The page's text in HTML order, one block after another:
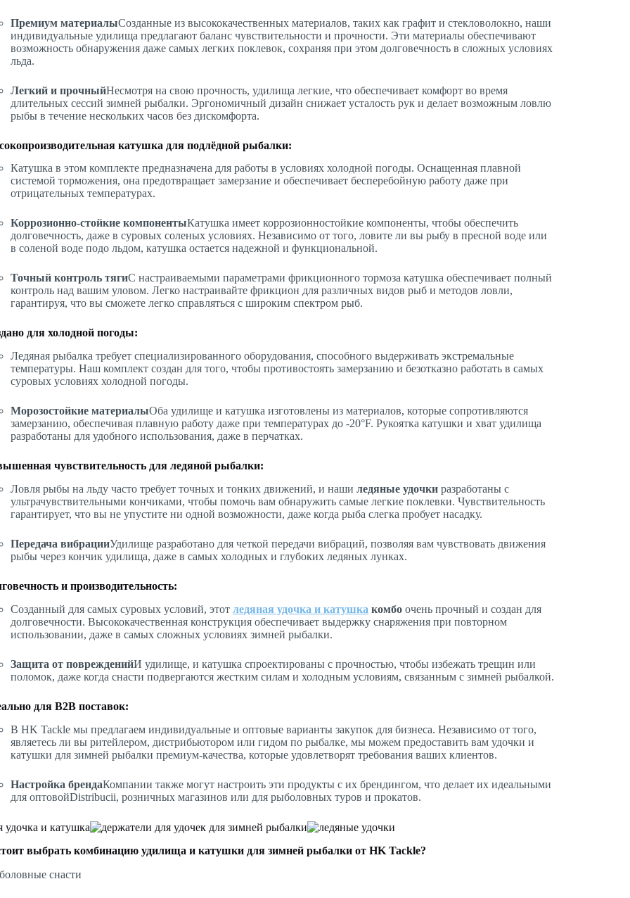
Премиум материалыСозданные из высококачественных материалов, таких как графит и стекловолокно, наши
индивидуальные удилища предлагают баланс чувствительности и прочности. Эти материалы обеспечивают
возможность обнаружения даже самых легких поклевок, сохраняя при этом долговечность в сложных условиях
льда.
Легкий и прочныйНесмотря на свою прочность, удилища легкие, что обеспечивает комфорт во время
длительных сессий зимней рыбалки. Эргономичный дизайн снижает усталость рук и делает возможным ловлю
рыбы в течение нескольких часов без дискомфорта.
катушка для подлёдной рыбалки:
Катушка в этом комплекте предназначена для работы в условиях холодной погоды. Оснащенная плавной
системой торможения, она предотвращает замерзание и обеспечивает бесперебойную работу даже при
отрицательных температурах.
Коррозионно-стойкие компонентыКатушка имеет коррозионностойкие компоненты, чтобы обеспечить
долговечность, даже в суровых соленых условиях. Независимо от того, ловите ли вы рыбу в пресной воде или
в соленой воде подо льдом, катушка остается надежной и функциональной.
Точный контроль тягиС настраиваемыми параметрами фрикционного тормоза катушка обеспечивает полный
контроль над вашим уловом. Легко настраивайте фрикцион для различных видов рыб и методов ловли,
гарантируя, что вы сможете легко справляться с широким спектром рыб.
для холодной погоды:
Ледяная рыбалка требует специализированного оборудования, способного выдерживать экстремальные
температуры. Наш комплект создан для того, чтобы противостоять замерзанию и безотказно работать в самых
суровых условиях холодной погоды.
Морозостойкие материалыОба удилище и катушка изготовлены из материалов, которые сопротивляются
замерзанию, обеспечивая плавную работу даже при температурах до -20°F. Рукоятка катушки и хват удилища
разработаны для удобного использования, даже в перчатках.
чувствительность для ледяной рыбалки:
Ловля рыбы на льду часто требует точных и тонких движений, и нашиледяные удочки разработаны с
ультрачувствительными кончиками, чтобы помочь вам обнаружить самые легкие поклевки. Чувствительность
гарантирует, что вы не упустите ни одной возможности, даже когда рыба слегка пробует насадку.
Передача вибрацииУдилище разработано для четкой передачи вибраций, позволяя вам чувствовать движения
рыбы через кончик удилища, даже в самых холодных и глубоких ледяных лунках.
и производительность:
Созданный для самых суровых условий, этотледяная удочка и катушка комбо очень прочный и создан для
долговечности. Высококачественная конструкция обеспечивает выдержку снаряжения при повторном
использовании, даже в самых сложных условиях зимней рыбалки.
Защита от поврежденийИ удилище, и катушка спроектированы с прочностью, чтобы избежать трещин или
поломок, даже когда снасти подвергаются жестким силам и холодным условиям, связанным с зимней рыбалкой.
для B2B поставок:
В HK Tackle мы предлагаем индивидуальные и оптовые варианты закупок для бизнеса. Независимо от того,
являетесь ли вы ритейлером, дистрибьютором или гидом по рыбалке, мы можем предоставить вам удочки и
катушки для зимней рыбалки премиум-качества, которые удовлетворят требования ваших клиентов.
Настройка брендаКомпании также могут настроить эти продукты с их брендингом, что делает их идеальными
для оптовойDistribucii, розничных магазинов или для рыболовных туров и прокатов.
выбрать комбинацию удилища и катушки для зимней рыбалки от HK Tackle?